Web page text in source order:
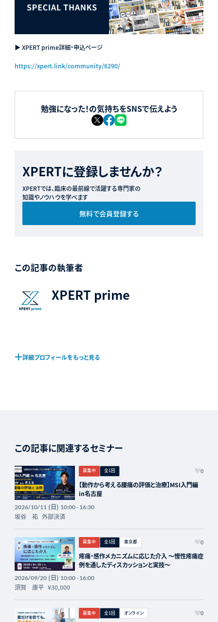
▶ XPERT prime詳細・申込ページ
https://xpert.link/community/6290/
勉強になった！の気持ちをSNSで伝えよう
XPERTに登録しませんか？
XPERTでは、臨床の最前線で活躍する専門家の
知識やノウハウを学べます
無料で会員登録する
この記事の執筆者
XPERT prime
詳細プロフィールをもっと見る
この記事に関連するセミナー
募集中 全1回 0
【動作から考える腰痛の評価と治療】MSI入門編
in名古屋
2026/10/11 (日) 10:00 - 16:30
坂谷 祐 外部決済
募集中 全1回 東京都 0
疼痛・感作メカニズムに応じた介入 〜慢性疼痛症
例を通したディスカッションと実技〜
2026/09/20(日) 10:00 - 16:00
須賀 康平 ¥30,000
募集中 全1回 オンライン 0